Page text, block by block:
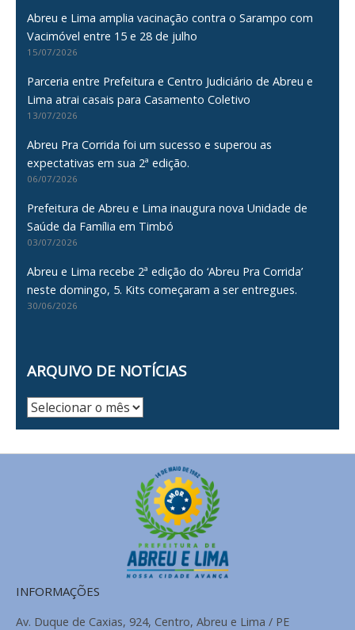
Abreu e Lima amplia vacinação contra o Sarampo com
Vacimóvel entre 15 e 28 de julho
15/07/2026
Parceria entre Prefeitura e Centro Judiciário de Abreu e
Lima atrai casais para Casamento Coletivo
13/07/2026
Abreu Pra Corrida foi um sucesso e superou as
expectativas em sua 2ª edição.
06/07/2026
Prefeitura de Abreu e Lima inaugura nova Unidade de
Saúde da Família em Timbó
03/07/2026
Abreu e Lima recebe 2ª edição do ‘Abreu Pra Corrida’
neste domingo, 5. Kits começaram a ser entregues.
30/06/2026
ARQUIVO DE NOTÍCIAS
Arquivo
INFORMAÇÕES
Av. Duque de Caxias, 924, Centro, Abreu e Lima / PE